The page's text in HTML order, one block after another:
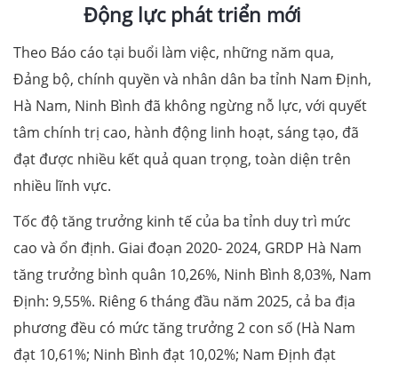
Động lực phát triển mới
Theo Báo cáo tại buổi làm việc, những năm qua,
Đảng bộ, chính quyền và nhân dân ba tỉnh Nam Định,
Hà Nam, Ninh Bình đã không ngừng nỗ lực, với quyết
tâm chính trị cao, hành động linh hoạt, sáng tạo, đã
đạt được nhiều kết quả quan trọng, toàn diện trên
nhiều lĩnh vực.
Tốc độ tăng trưởng kinh tế của ba tỉnh duy trì mức
cao và ổn định. Giai đoạn 2020- 2024, GRDP Hà Nam
tăng trưởng bình quân 10,26%, Ninh Bình 8,03%, Nam
Định: 9,55%. Riêng 6 tháng đầu năm 2025, cả ba địa
phương đều có mức tăng trưởng 2 con số (Hà Nam
đạt 10,61%; Ninh Bình đạt 10,02%; Nam Định đạt